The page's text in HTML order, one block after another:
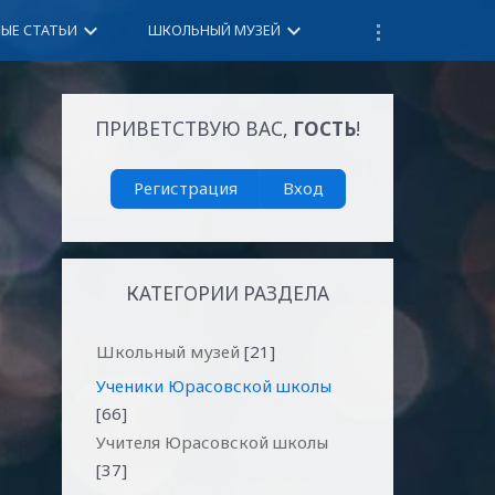
СТАТЬИ keyboard_arrow_down ШКОЛЬНЫЙ МУЗЕЙ keyboard_arrow_down
ПРИВЕТСТВУЮ ВАС, ГОСТЬ!
Регистрация Вход
КАТЕГОРИИ РАЗДЕЛА
Школьный музей [21]
Ученики Юрасовской школы
[66]
Учителя Юрасовской школы
[37]